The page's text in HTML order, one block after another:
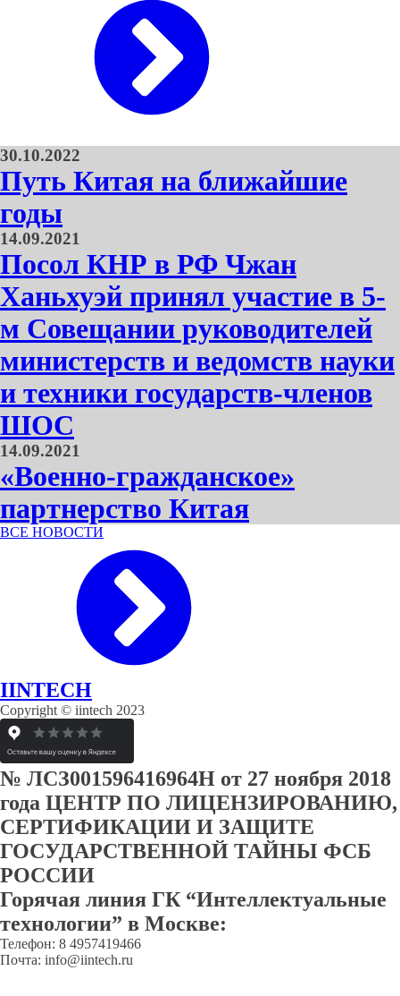
30.10.2022
Путь Китая на ближайшие
годы
14.09.2021
Посол КНР в РФ Чжан
Ханьхуэй принял участие в 5-
м Совещании руководителей
министерств и ведомств науки
и техники государств-членов
ШОС
14.09.2021
«Военно-гражданское»
партнерство Китая
ВСЕ НОВОСТИ
IINTECH
Copyright © iintech 2023
№ ЛСЗ001596416964Н от 27 ноября 2018
года ЦЕНТР ПО ЛИЦЕНЗИРОВАНИЮ,
СЕРТИФИКАЦИИ И ЗАЩИТЕ
ГОСУДАРСТВЕННОЙ ТАЙНЫ ФСБ
РОССИИ
Горячая линия ГК “Интеллектуальные
технологии” в Москве:
Телефон: 8 4957419466
Почта: info@iintech.ru